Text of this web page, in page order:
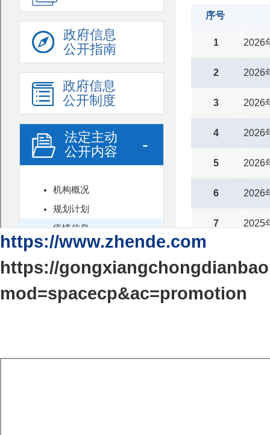
https://www.zhende.com
https://
mod=spacecp&ac=promotion